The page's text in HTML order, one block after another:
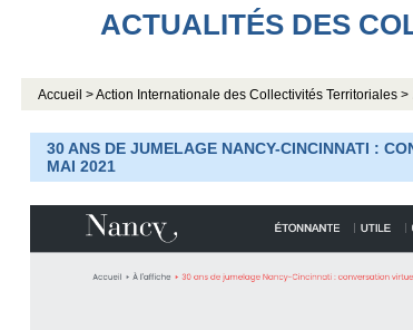
ACTUALITÉS DES
Accueil >Action Internationale des Collectivités Territoriales >
30 ANS DE JUMELAGE NANCY-CINCINNATI :
MAI 2021